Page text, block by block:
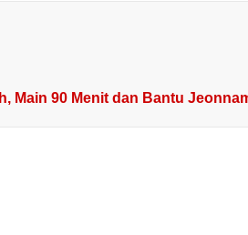
Main 90 Menit dan Bantu